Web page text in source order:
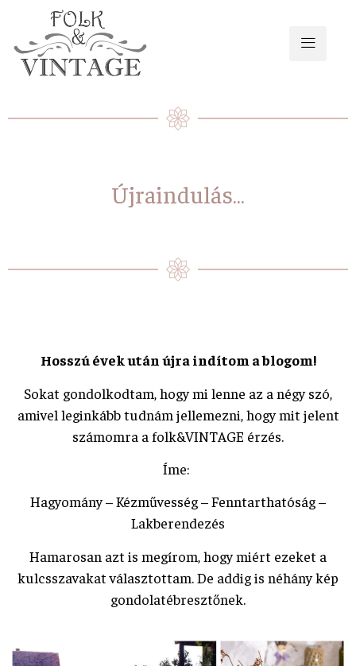
Újraindulás…
Hosszú évek után újra indítom a blogom!
Sokat gondolkodtam, hogy mi lenne az a négy szó,
amivel leginkább tudnám jellemezni, hogy mit jelent
számomra a folk&VINTAGE érzés.
Íme:
Hagyomány – Kézművesség – Fenntarthatóság –
Lakberendezés
Hamarosan azt is megírom, hogy miért ezeket a
kulcsszavakat választottam. De addig is néhány kép
gondolatébresztőnek.